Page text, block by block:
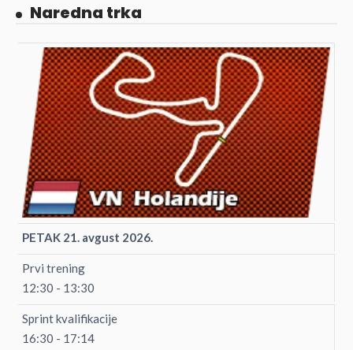
Naredna trka
PETAK 21. avgust 2026.
Prvi trening
12:30 - 13:30
Sprint kvalifikacije
16:30 - 17:14